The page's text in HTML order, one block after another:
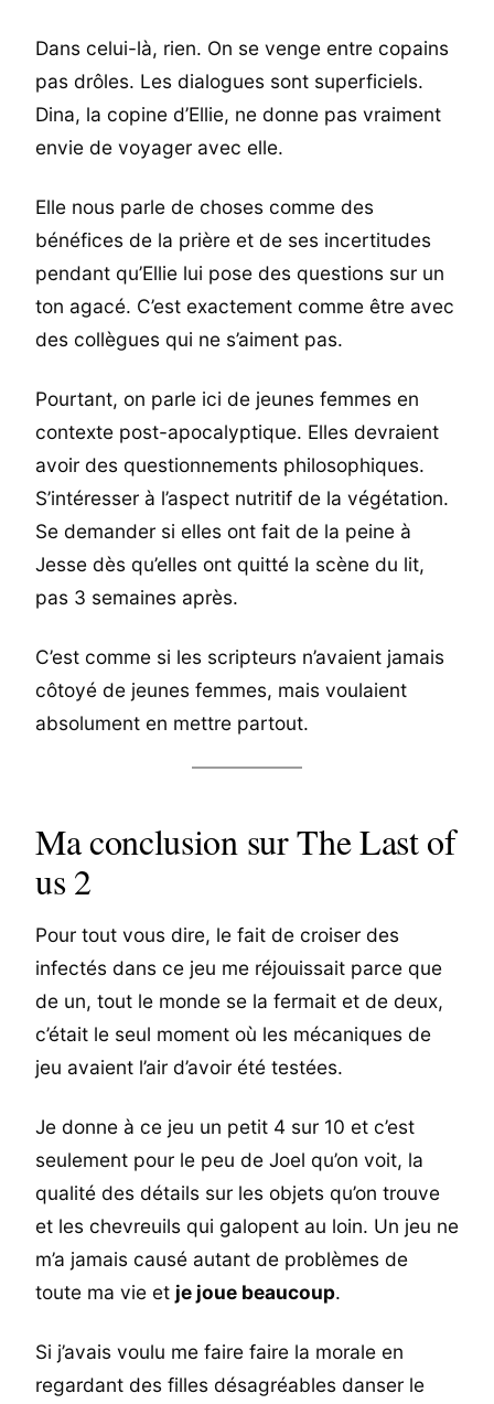
Dans celui-là, rien. On se venge entre copains
pas drôles. Les dialogues sont superficiels.
Dina, la copine d’Ellie, ne donne pas vraiment
envie de voyager avec elle.
Elle nous parle de choses comme des
bénéfices de la prière et de ses incertitudes
pendant qu’Ellie lui pose des questions sur un
ton agacé. C’est exactement comme être avec
des collègues qui ne s’aiment pas.
Pourtant, on parle ici de jeunes femmes en
contexte post-apocalyptique. Elles devraient
avoir des questionnements philosophiques.
S’intéresser à l’aspect nutritif de la végétation.
Se demander si elles ont fait de la peine à
Jesse dès qu’elles ont quitté la scène du lit,
pas 3 semaines après.
C’est comme si les scripteurs n’avaient jamais
côtoyé de jeunes femmes, mais voulaient
absolument en mettre partout.
Ma conclusion sur The Last of
us 2
Pour tout vous dire, le fait de croiser des
infectés dans ce jeu me réjouissait parce que
de un, tout le monde se la fermait et de deux,
c’était le seul moment où les mécaniques de
jeu avaient l’air d’avoir été testées.
Je donne à ce jeu un petit 4 sur 10 et c’est
seulement pour le peu de Joel qu’on voit, la
qualité des détails sur les objets qu’on trouve
et les chevreuils qui galopent au loin. Un jeu ne
m’a jamais causé autant de problèmes de
toute ma vie et je joue beaucoup.
Si j’avais voulu me faire faire la morale en
regardant des filles désagréables danser le